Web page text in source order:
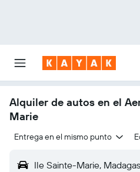
Alquiler de autos en el
Marie
Entrega en el mismo punto
Ile Sainte-Marie,